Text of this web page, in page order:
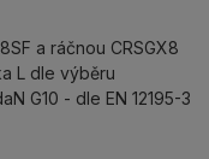
a ráčnou CRSGX8
L dle výběru
G10 - dle EN 12195-3